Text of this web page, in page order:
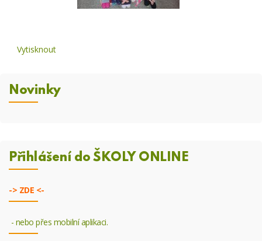
Vytisknout
Novinky
Přihlášení do ŠKOLY ONLINE
-> ZDE <-
- nebo přes mobilní aplikaci.